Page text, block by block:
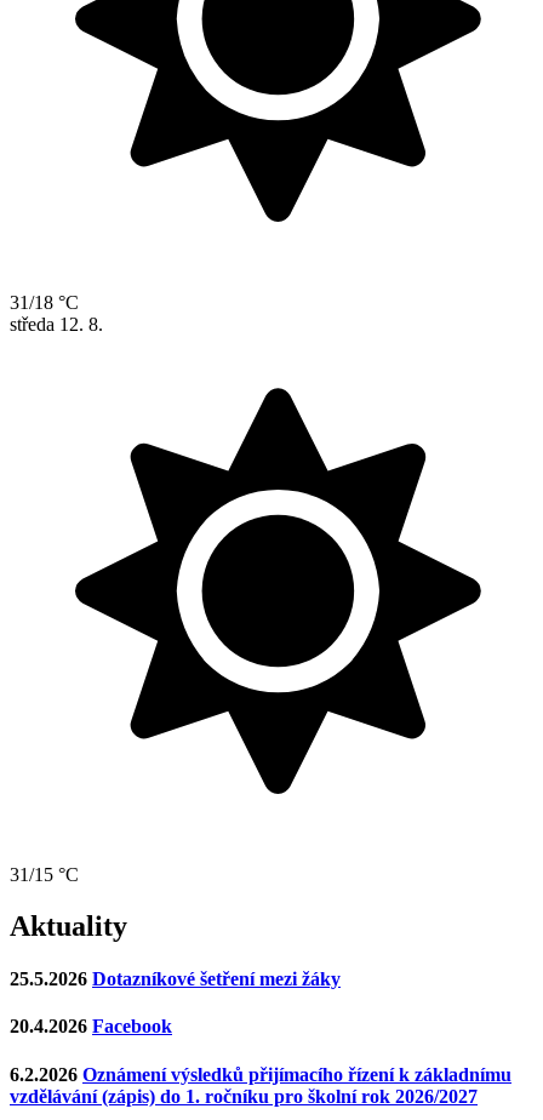
31/18 °C
středa 12. 8.
31/15 °C
Aktuality
25.5.2026 Dotazníkové šetření mezi žáky
20.4.2026 Facebook
6.2.2026 Oznámení výsledků přijímacího řízení k základnímu
vzdělávání (zápis) do 1. ročníku pro školní rok 2026/2027